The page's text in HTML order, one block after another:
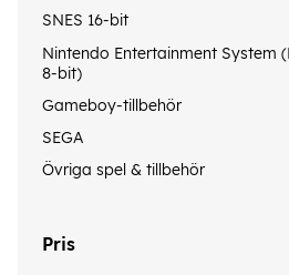
SNES 16-bit
Nintendo Entertainment System
8-bit)
Gameboy-tillbehör
SEGA
Övriga spel & tillbehör
Pris